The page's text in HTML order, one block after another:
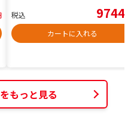
税込 9744
カートに入れる
もっと見る